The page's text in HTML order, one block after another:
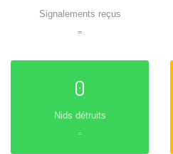
Signalements reçus
=
0
Nids détruits
=